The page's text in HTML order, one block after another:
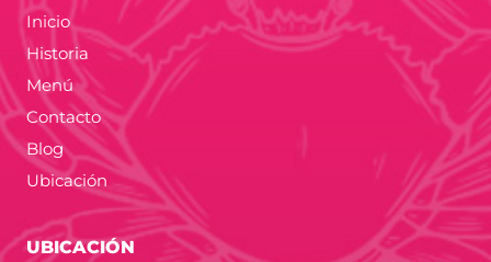
Inicio
Historia
Menú
Contacto
Blog
Ubicación
UBICACIÓN